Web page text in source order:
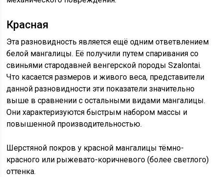
Красная
Эта разновидность является ещё одним ответвлением
белой мангалицы. Её получили путем спаривания со
свиньями стародавней венгерской породы Szalontai.
Что касается размеров и живого веса, представители
данной разновидности эти показатели значительно
выше в сравнении с остальными видами мангалицы.
Они характеризуются быстрым набором массы и
повышенной производительностью.
Шерстяной покров у красной мангалицы тёмно-
красного или рыжевато-коричневого (более светлого)
оттенка.